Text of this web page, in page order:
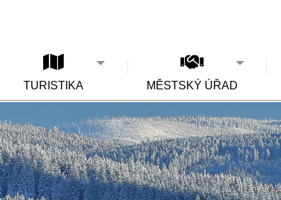
TURISTIKA MĚSTSKÝ ÚŘAD